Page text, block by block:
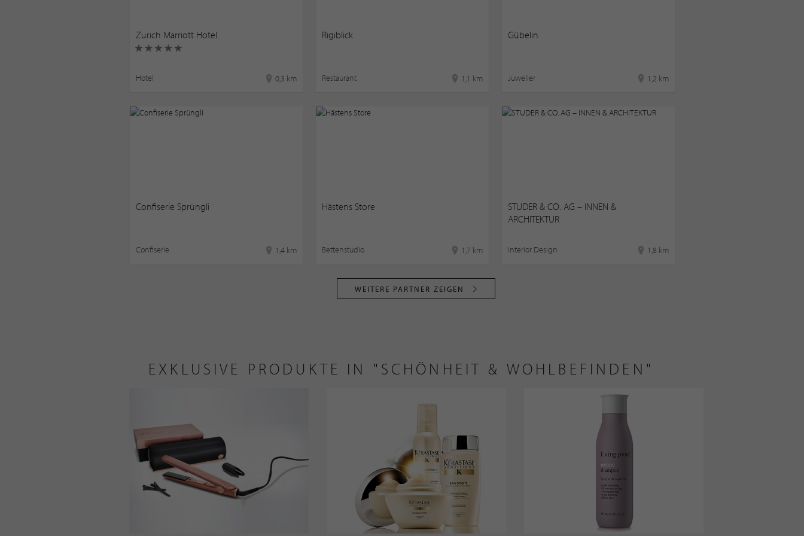
Zurich Marriott Hotel
Hotel 0,3 km
Rigiblick
Restaurant 1,1 km
Gübelin
Juwelier 1,2 km
Confiserie Sprüngli
Confiserie 1,4 km
Hästens Store
Bettenstudio 1,7 km
STUDER & CO. AG – INNEN &
ARCHITEKTUR
Interior Design 1,8 km
WEITERE PARTNER ZEIGEN
EXKLUSIVE PRODUKTE IN "SCHÖNHEIT & WOHLBEFINDEN"